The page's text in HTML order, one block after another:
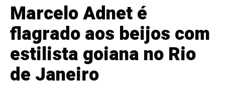
Marcelo Adnet é
flagrado aos beijos com
estilista goiana no Rio
de Janeiro